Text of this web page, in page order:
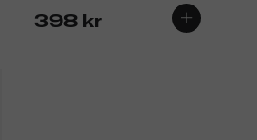
398 kr